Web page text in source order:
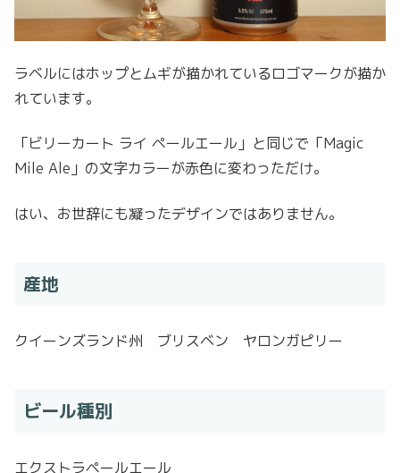
ラベルにはホップとムギが描かれているロゴマークが描か
れています。
「ビリーカート ライ ペールエール」と同じで「Magic
Mile Ale」の文字カラーが赤色に変わっただけ。
はい、お世辞にも凝ったデザインではありません。
産地
クイーンズランド州 ブリスベン ヤロンガピリー
ビール種別
エクストラペールエール